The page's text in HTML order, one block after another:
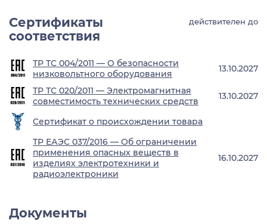
Сертификаты
соответствия
действителен до
ТР ТС 004/2011 — О безопасности
низковольтного оборудования
13.10.2027
ТР ТС 020/2011 — Электромагнитная
совместимость технических средств
13.10.2027
Сертификат о происхождении товара
ТР ЕАЭС 037/2016 — Об ограничении
применения опасных веществ в
изделиях электротехники и
радиоэлектроники
16.10.2027
Документы